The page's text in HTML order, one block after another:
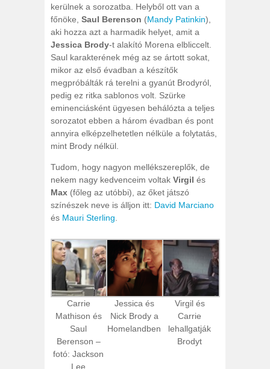
kerülnek a sorozatba. Helyből ott van a
főnöke, Saul Berenson (Mandy Patinkin),
aki hozza azt a harmadik helyet, amit a
Jessica Brody-t alakító Morena elbliccelt.
Saul karakterének még az se ártott sokat,
mikor az első évadban a készítők
megpróbálták rá terelni a gyanút Brodyról,
pedig ez ritka sablonos volt. Szürke
eminenciásként ügyesen behálózta a teljes
sorozatot ebben a három évadban és pont
annyira elképzelhetetlen nélküle a folytatás,
mint Brody nélkül.
Tudom, hogy nagyon mellékszereplők, de
nekem nagy kedvenceim voltak Virgil és
Max (főleg az utóbbi), az őket játszó
színészek neve is álljon itt: David Marciano
és Mauri Sterling.
Carrie
Mathison és
Saul
Berenson –
fotó: Jackson
Lee
Jessica és
Nick Brody a
Homelandben
Virgil és
Carrie
lehallgatják
Brodyt